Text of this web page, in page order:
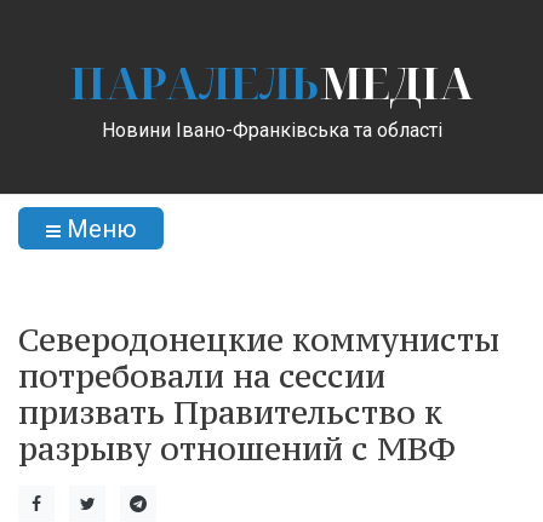
ПАРАЛЕЛЬМЕДІА
Новини Івано-Франківська та області
Меню
Северодонецкие коммунисты
потребовали на сессии
призвать Правительство к
разрыву отношений с МВФ